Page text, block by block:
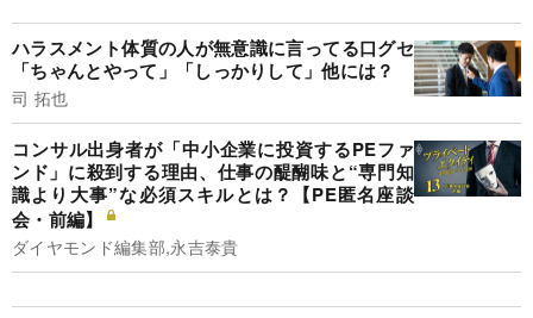
ハラスメント体質の人が無意識に言ってる口グセ
「ちゃんとやって」「しっかりして」他には？
司 拓也
コンサル出身者が「中小企業に投資するPEファ
ンド」に殺到する理由、仕事の醍醐味と“専門知
識より大事”な必須スキルとは？【PE匿名座談
会・前編】
ダイヤモンド編集部,永吉泰貴